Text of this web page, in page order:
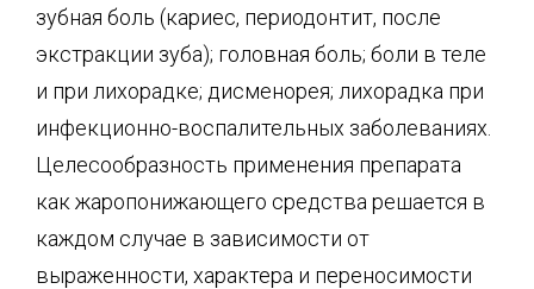
зубная боль (кариес, периодонтит, после
экстракции зуба); головная боль; боли в теле
и при лихорадке; дисменорея; лихорадка при
инфекционно-воспалительных заболеваниях.
Целесообразность применения препарата
как жаропонижающего средства решается в
каждом случае в зависимости от
выраженности, характера и переносимости